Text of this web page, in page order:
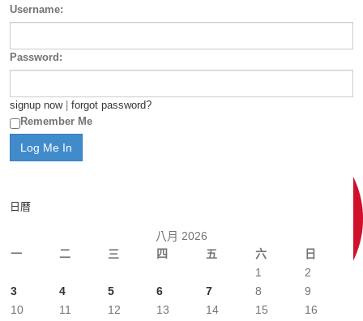
Username:
Password:
signup now| forgot password?
Remember Me
日曆
八月 2026
一
二 三 四 五 六 日
1
2
3
4 5 6 7 8
9
10
11 12 13 14 15
16